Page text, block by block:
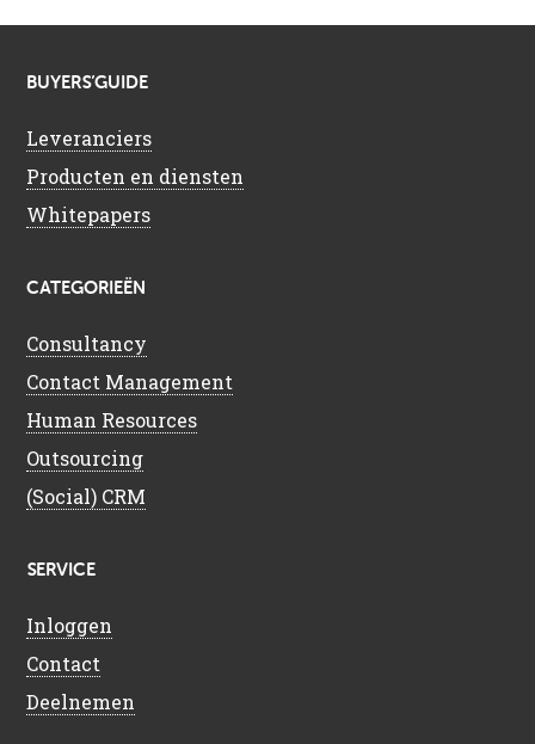
BUYERS’GUIDE
Leveranciers
Producten en diensten
Whitepapers
CATEGORIEËN
Consultancy
Contact Management
Human Resources
Outsourcing
(Social) CRM
SERVICE
Inloggen
Contact
Deelnemen